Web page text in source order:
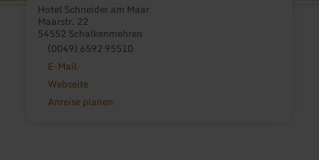
Hotel Schneider am Maar
Maarstr. 22
54552 Schalkenmehren
(0049) 6592 95510
E-Mail
Webseite
Anreise planen